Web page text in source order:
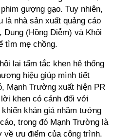
gượng gạo. Tuy nhiên,
là nhà sản xuất quảng cáo
Dung (Hồng Diễm) và Khôi
tìm mẹ chồng.
lại tấm tắc khen hệ thống
hiệu giúp mình tiết
Mạnh Trường xuất hiện PR
khen có cánh đối với
khán giả nhầm tưởng
trong đó Mạnh Trường là
ưu điểm của công trình.